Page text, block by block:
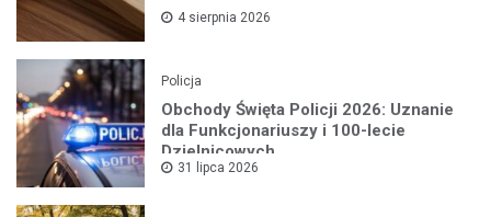
4 sierpnia 2026
Policja
Obchody Święta Policji 2026: Uznanie
dla Funkcjonariuszy i 100-lecie
Dzielnicowych
31 lipca 2026